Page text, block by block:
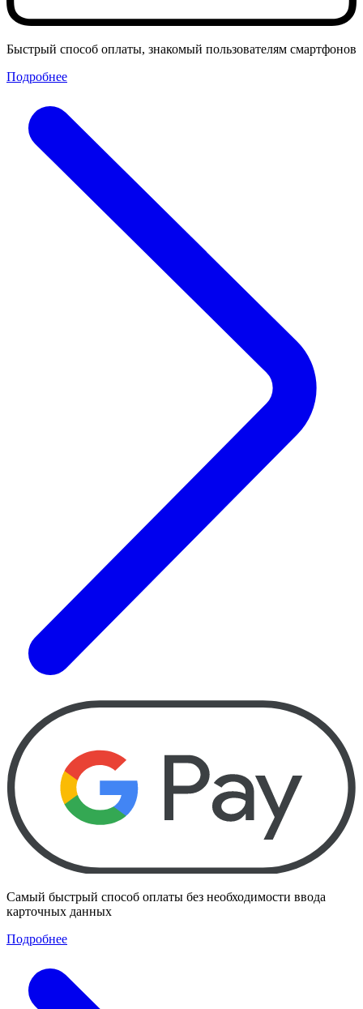
Быстрый способ оплаты, знакомый пользователям смартфонов
Подробнее
Самый быстрый способ оплаты без необходимости ввода
карточных данных
Подробнее